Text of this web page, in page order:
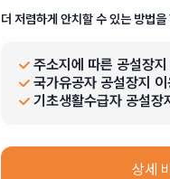
더 저렴하게 안치할 수 있는 방법
주소지에 따른 공설장
국가유공자 공설장지
기초생활수급자 공설장
상세